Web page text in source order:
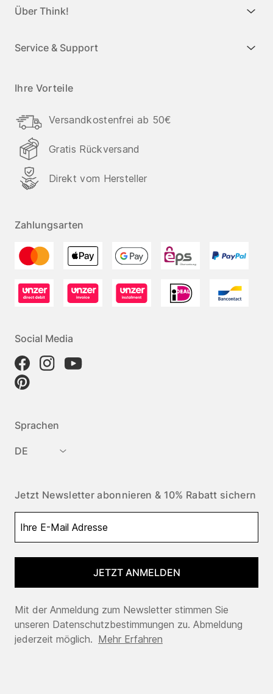
Über Think!
Service & Support
Ihre Vorteile
Versandkostenfrei ab 50€
Gratis Rückversand
Direkt vom Hersteller
Zahlungsarten
Social Media
Sprachen
DE
Jetzt Newsletter abonnieren & 10% Rabatt sichern
JETZT ANMELDEN
Mit der Anmeldung zum Newsletter stimmen Sie
unseren Datenschutzbestimmungen zu. Abmeldung
jederzeit möglich. Mehr Erfahren